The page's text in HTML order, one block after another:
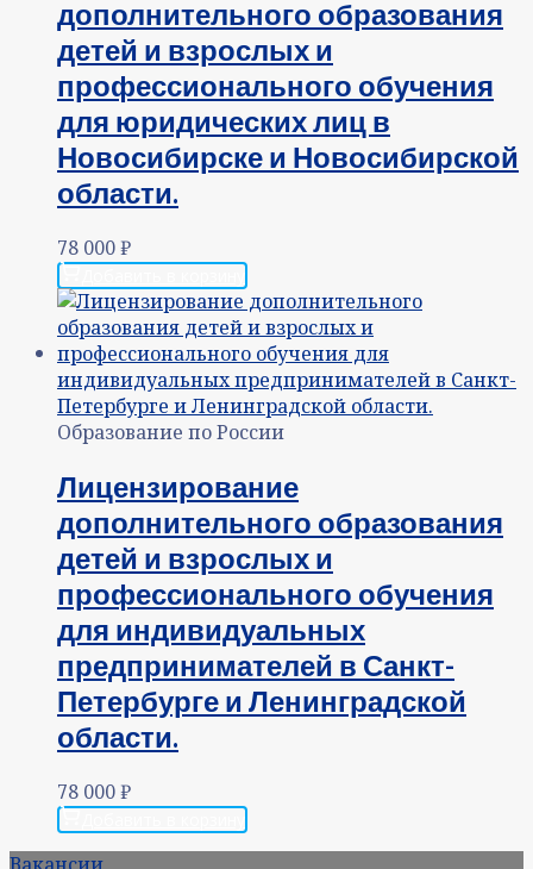
дополнительного образования
детей и взрослых и
профессионального обучения
для юридических лиц в
Новосибирске и Новосибирской
области.
78 000₽
Образование по России
Лицензирование
дополнительного образования
детей и взрослых и
профессионального обучения
для индивидуальных
предпринимателей в Санкт-
Петербурге и Ленинградской
области.
78 000₽